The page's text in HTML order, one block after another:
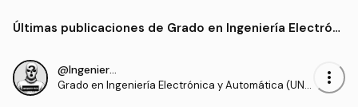
Últimas publicaciones de Grado en Ingeniería Electróni
@IngenieroProo
Grado en Ingeniería Electrónica y Automática (UNIZ
more_vert